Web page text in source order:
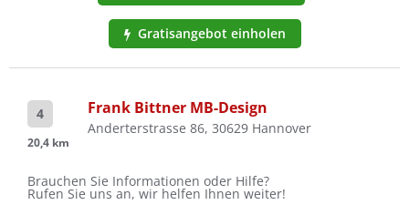
Gratisangebot einholen
4
20,4 km
Frank Bittner MB-Design
Anderterstrasse 86, 30629 Hannover
Brauchen Sie Informationen oder Hilfe?
Rufen Sie uns an, wir helfen Ihnen weiter!